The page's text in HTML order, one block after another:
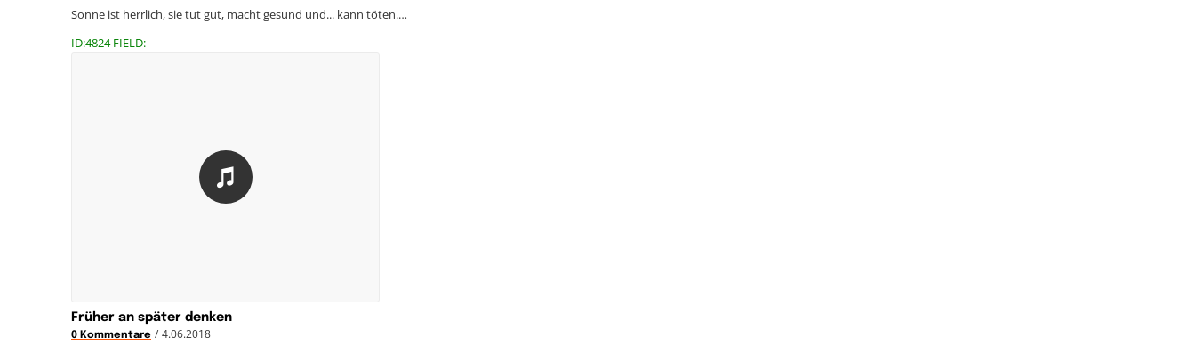
Sonne ist herrlich, sie tut gut, macht gesund und... kann töten.…
ID:4824 FIELD:
Früher an später denken
0 Kommentare / 4.06.2018